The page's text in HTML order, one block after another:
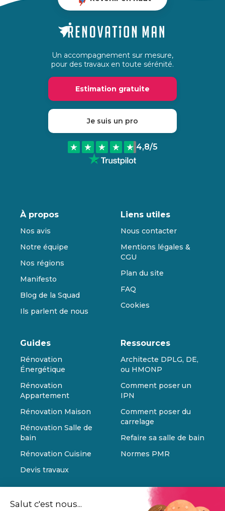
Salut c'est nous...
Un accompagnement sur mesure,
pour des travaux en toute sérénité.
Estimation gratuite
Je suis un pro
4,8/5
À propos
Nos avis
Notre équipe
Nos régions
Manifesto
Blog de la Squad
Ils parlent de nous
Liens utiles
Nous contacter
Mentions légales &
CGU
Plan du site
FAQ
Cookies
Guides
Rénovation
Énergétique
Rénovation
Appartement
Rénovation Maison
Rénovation Salle de
bain
Rénovation Cuisine
Devis travaux
Ressources
Architecte DPLG, DE,
ou HMONP
Comment poser un
IPN
Comment poser du
carrelage
Refaire sa salle de bain
Normes PMR